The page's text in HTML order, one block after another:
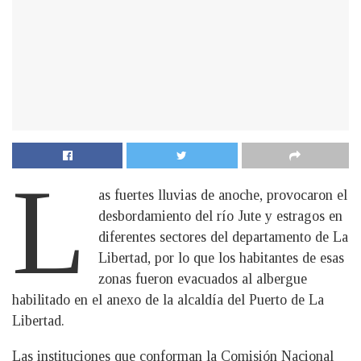
L
as fuertes lluvias de anoche, provocaron el
desbordamiento del río Jute y estragos en
diferentes sectores del departamento de La
Libertad, por lo que los habitantes de esas
zonas fueron evacuados al albergue
habilitado en el anexo de la alcaldía del Puerto de La
Libertad.
Las instituciones que conforman la Comisión Nacional